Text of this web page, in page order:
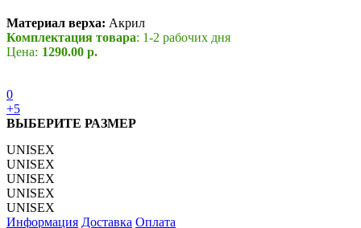
Материал верха: Акрил
Комплектация товара: 1-2 рабочих дня
Цена: 1290.00 р.
0
+5
ВЫБЕРИТЕ РАЗМЕР
UNISEX
UNISEX
UNISEX
UNISEX
UNISEX
Информация Доставка Оплата